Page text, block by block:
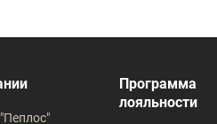
Направить запрос
Таблица размеров
Программа
лояльности